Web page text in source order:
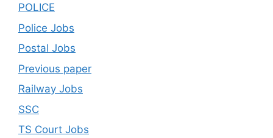
POLICE
Police Jobs
Postal Jobs
Previous paper
Railway Jobs
SSC
TS Court Jobs